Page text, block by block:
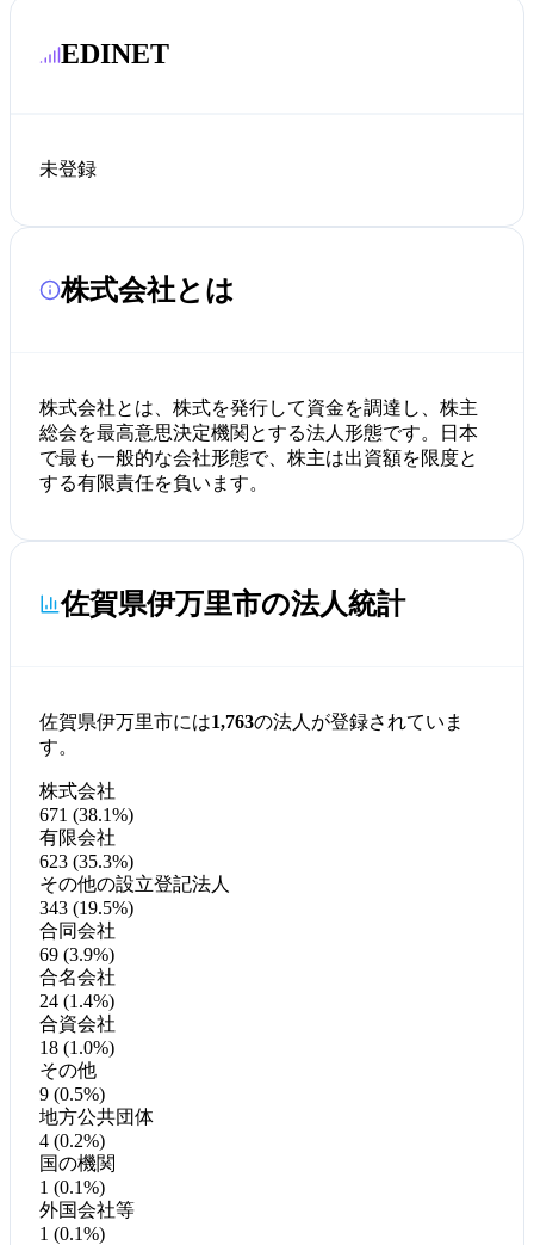
EDINET
未登録
株式会社とは
株式会社とは、株式を発行して資金を調達し、株主
総会を最高意思決定機関とする法人形態です。日本
で最も一般的な会社形態で、株主は出資額を限度と
する有限責任を負います。
佐賀県伊万里市の法人統計
佐賀県伊万里市には1,763の法人が登録されていま
す。
株式会社
671 (38.1%)
有限会社
623 (35.3%)
その他の設立登記法人
343 (19.5%)
合同会社
69 (3.9%)
合名会社
24 (1.4%)
合資会社
18 (1.0%)
その他
9 (0.5%)
地方公共団体
4 (0.2%)
国の機関
1 (0.1%)
外国会社等
1 (0.1%)